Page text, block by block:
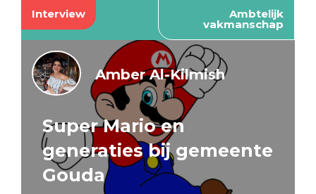
Interview Ambtelijk
vakmanschap
Amber Al-Kilmish
Super Mario en
generaties bij gemeente
Gouda